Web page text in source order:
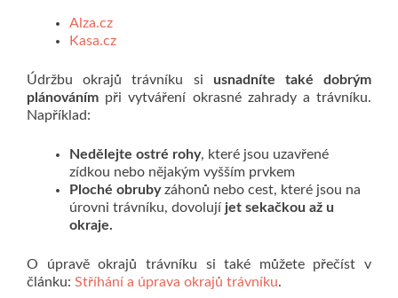
Alza.cz
Kasa.cz
Údržbu okrajů trávníku si usnadníte také dobrým
plánováním při vytváření okrasné zahrady a trávníku.
Například:
Nedělejte ostré rohy, které jsou uzavřené
zídkou nebo nějakým vyšším prvkem
Ploché obrubyzáhonů nebo cest, které jsou na
úrovni trávníku, dovolují jet sekačkou až u
okraje.
O úpravě okrajů trávníku si také můžete přečíst v
článku: Stříhání a úprava okrajů trávníku.